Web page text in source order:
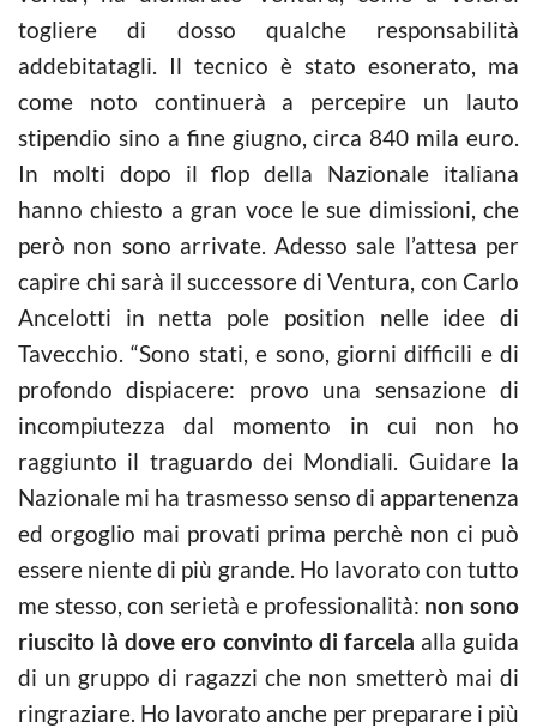
togliere di dosso qualche responsabilità
addebitatagli. Il tecnico è stato esonerato, ma
come noto continuerà a percepire un lauto
stipendio sino a fine giugno, circa 840 mila euro.
In molti dopo il flop della Nazionale italiana
hanno chiesto a gran voce le sue dimissioni, che
però non sono arrivate. Adesso sale l’attesa per
capire chi sarà il successore di Ventura, con Carlo
Ancelotti in netta pole position nelle idee di
Tavecchio. “Sono stati, e sono, giorni difficili e di
profondo dispiacere: provo una sensazione di
incompiutezza dal momento in cui non ho
raggiunto il traguardo dei Mondiali. Guidare la
Nazionale mi ha trasmesso senso di appartenenza
ed orgoglio mai provati prima perchè non ci può
essere niente di più grande. Ho lavorato con tutto
me stesso, con serietà e professionalità: non sono
riuscito là dove ero convinto di farcela alla guida
di un gruppo di ragazzi che non smetterò mai di
ringraziare. Ho lavorato anche per preparare i più